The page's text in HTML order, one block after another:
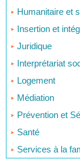
Humanitaire et
Insertion et
Juridique
Interprétariat
Logement
Médiation
Prévention et
Santé
Services à la